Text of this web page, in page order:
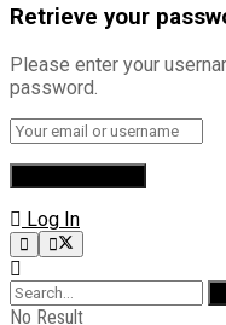
Retrieve your
Please enter your
password.
Log In
No Result